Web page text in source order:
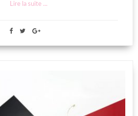
Lire la suite ...